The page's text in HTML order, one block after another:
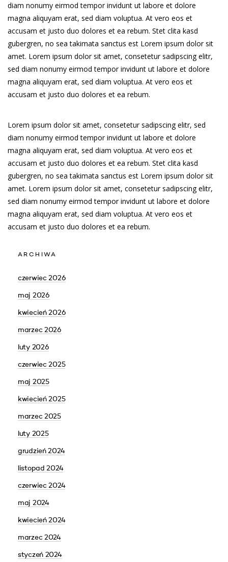
diam nonumy eirmod tempor invidunt ut labore et dolore
magna aliquyam erat, sed diam voluptua. At vero eos et
accusam et justo duo dolores et ea rebum. Stet clita kasd
gubergren, no sea takimata sanctus est Lorem ipsum dolor sit
amet. Lorem ipsum dolor sit amet, consetetur sadipscing elitr,
sed diam nonumy eirmod tempor invidunt ut labore et dolore
magna aliquyam erat, sed diam voluptua. At vero eos et
accusam et justo duo dolores et ea rebum.
Lorem ipsum dolor sit amet, consetetur sadipscing elitr, sed
diam nonumy eirmod tempor invidunt ut labore et dolore
magna aliquyam erat, sed diam voluptua. At vero eos et
accusam et justo duo dolores et ea rebum. Stet clita kasd
gubergren, no sea takimata sanctus est Lorem ipsum dolor sit
amet. Lorem ipsum dolor sit amet, consetetur sadipscing elitr,
sed diam nonumy eirmod tempor invidunt ut labore et dolore
magna aliquyam erat, sed diam voluptua. At vero eos et
accusam et justo duo dolores et ea rebum.
ARCHIWA
czerwiec 2026
maj 2026
kwiecień 2026
marzec 2026
luty 2026
czerwiec 2025
maj 2025
kwiecień 2025
marzec 2025
luty 2025
grudzień 2024
listopad 2024
czerwiec 2024
maj 2024
kwiecień 2024
marzec 2024
styczeń 2024